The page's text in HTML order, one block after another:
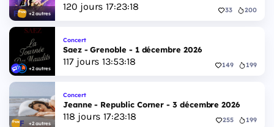
+2 autres
120 jours 17:23:17 33 200
+2 autres
Concert
Saez - Grenoble - 1 décembre 2026
117jours 13:53:17 149 199
+2 autres
Concert
Jeanne - Republic Corner - 3 décembre 2026
118 jours 17:23:17 255 199